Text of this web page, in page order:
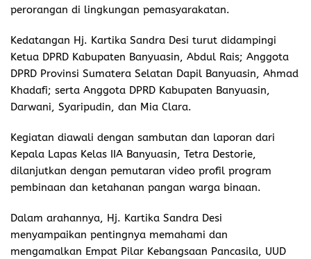
perorangan di lingkungan pemasyarakatan.
Kedatangan Hj. Kartika Sandra Desi turut didampingi
Ketua DPRD Kabupaten Banyuasin, Abdul Rais; Anggota
DPRD Provinsi Sumatera Selatan Dapil Banyuasin, Ahmad
Khadafi; serta Anggota DPRD Kabupaten Banyuasin,
Darwani, Syaripudin, dan Mia Clara.
Kegiatan diawali dengan sambutan dan laporan dari
Kepala Lapas Kelas IIA Banyuasin, Tetra Destorie,
dilanjutkan dengan pemutaran video profil program
pembinaan dan ketahanan pangan warga binaan.
Dalam arahannya, Hj. Kartika Sandra Desi
menyampaikan pentingnya memahami dan
mengamalkan Empat Pilar Kebangsaan Pancasila, UUD